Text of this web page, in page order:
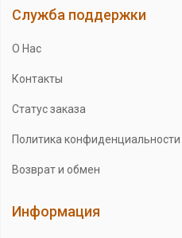
Служба поддержки
О Нас
Контакты
Статус заказа
Политика конфиденциальности
Возврат и обмен
Информация